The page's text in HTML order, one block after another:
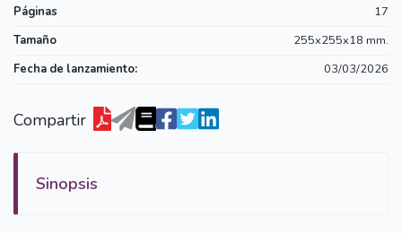
Páginas
17
Tamaño
255x255x18 mm.
Fecha de lanzamiento:
03/03/2026
Compartir
Sinopsis